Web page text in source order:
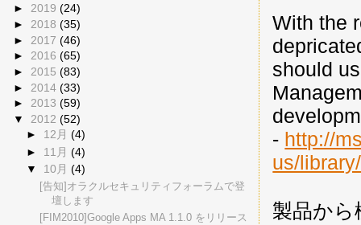
With the
should
- http://
us/
製品か
► 2019 (24)
► 2018 (35)
► 2017 (46)
► 2016 (65)
► 2015 (83)
► 2014 (33)
► 2013 (59)
▼ 2012 (52)
► 12月(4)
► 11月(4)
▼ 10月(4)
[告知]オラクルセキュリティフォーラムで登
壇します
[FIM2010]Google Apps MA 1.1.0 をリリース